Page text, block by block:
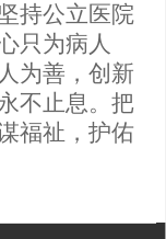
持公立医院
只为病人
为善，创新
不止息。把
福祉，护佑